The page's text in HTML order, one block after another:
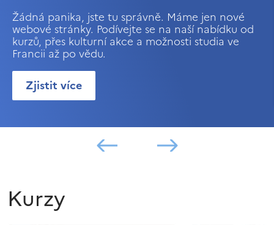
Žádná panika, jste tu správně. Máme jen nové
webové stránky. Podívejte se na naší nabídku od
kurzů, přes kulturní akce a možnosti studia ve
Francii až po vědu.
Zjistit více
Kurzy